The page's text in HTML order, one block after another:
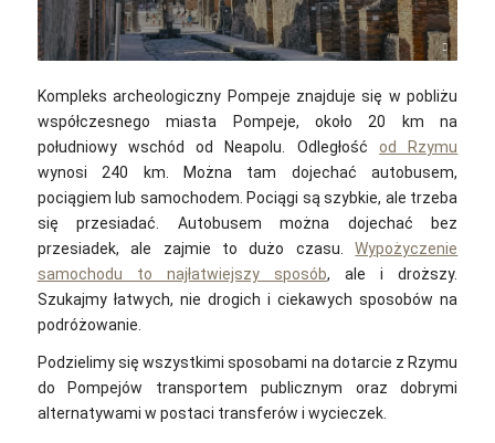
Marta / Pixabay
Kompleks archeologiczny Pompeje znajduje się w pobliżu
współczesnego miasta Pompeje, około 20 km na
południowy wschód od Neapolu. Odległośćod Rzymu
wynosi 240 km. Można tam dojechać autobusem,
pociągiem lub samochodem. Pociągi są szybkie, ale trzeba
się przesiadać. Autobusem można dojechać bez
przesiadek, ale zajmie to dużo czasu.Wypożyczenie
samochodu to najłatwiejszy sposób, ale i droższy.
Szukajmy łatwych, nie drogich i ciekawych sposobów na
podróżowanie.
Podzielimy się wszystkimi sposobami na dotarcie z Rzymu
do Pompejów transportem publicznym oraz dobrymi
alternatywami w postaci transferów i wycieczek.